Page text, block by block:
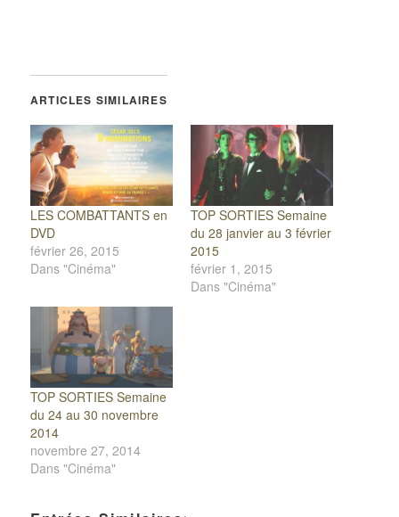
ARTICLES SIMILAIRES
LES COMBATTANTS en
DVD
février 26, 2015
Dans "Cinéma"
TOP SORTIES Semaine
du 28 janvier au 3 février
2015
février 1, 2015
Dans "Cinéma"
TOP SORTIES Semaine
du 24 au 30 novembre
2014
novembre 27, 2014
Dans "Cinéma"